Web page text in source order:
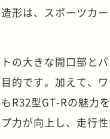
形は、スポーツカ
の大きな開口部と
的です。加えて、
R32型GT-Rの魅力
力が向上し、走行